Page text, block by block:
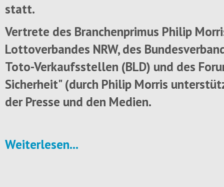
statt.
Vertrete des Branchenprimus Philip
Lottoverbandes NRW, des
Toto-Verkaufsstellen (BLD) und des
Sicherheit" (durch Philip Morris
der Presse und den Medien.
Weiterlesen...